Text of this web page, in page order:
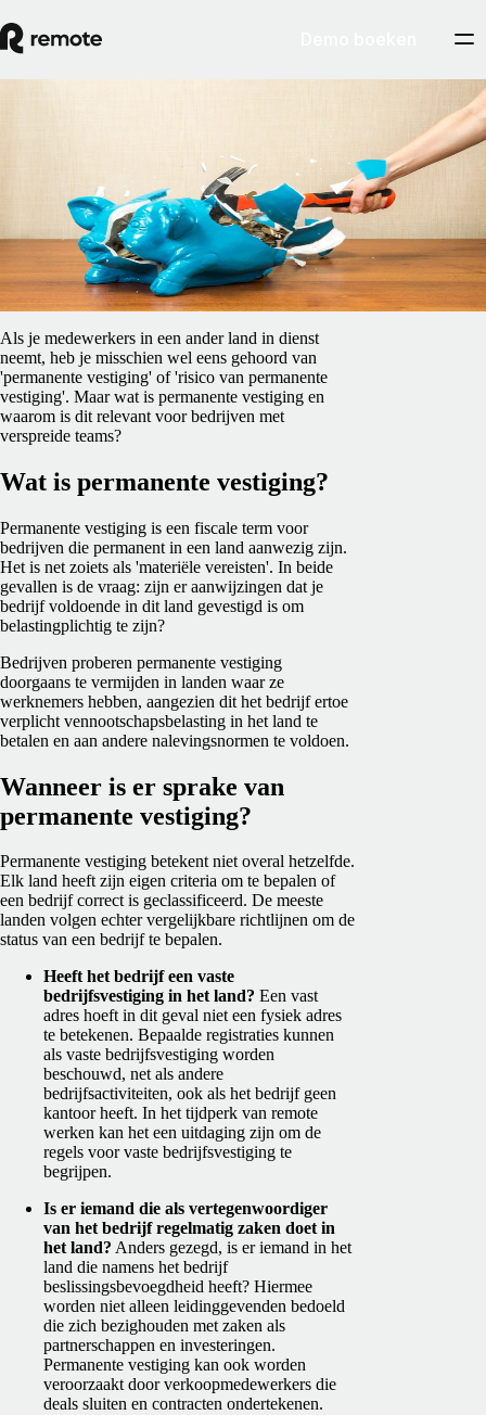
Permanente vestiging: wat bedrijven met
remote werknemers moeten weten
Preston Wickersham
5 februari 2025
Als je medewerkers in een ander land in dienst
neemt, heb je misschien wel eens gehoord van
'permanente vestiging' of 'risico van permanente
vestiging'. Maar wat is permanente vestiging en
waarom is dit relevant voor bedrijven met
verspreide teams?
Wat is permanente vestiging?
Permanente vestiging is een fiscale term voor
bedrijven die permanent in een land aanwezig zijn.
Het is net zoiets als 'materiële vereisten'. In beide
gevallen is de vraag: zijn er aanwijzingen dat je
bedrijf voldoende in dit land gevestigd is om
belastingplichtig te zijn?
Bedrijven proberen permanente vestiging
doorgaans te vermijden in landen waar ze
werknemers hebben, aangezien dit het bedrijf ertoe
verplicht vennootschapsbelasting in het land te
betalen en aan andere nalevingsnormen te voldoen.
Wanneer is er sprake van
permanente vestiging?
Permanente vestiging betekent niet overal hetzelfde.
Elk land heeft zijn eigen criteria om te bepalen of
een bedrijf correct is geclassificeerd. De meeste
landen volgen echter vergelijkbare richtlijnen om de
status van een bedrijf te bepalen.
Heeft het bedrijf een vaste
bedrijfsvestiging in het land? Een vast
adres hoeft in dit geval niet een fysiek adres
te betekenen. Bepaalde registraties kunnen
als vaste bedrijfsvestiging worden
beschouwd, net als andere
bedrijfsactiviteiten, ook als het bedrijf geen
kantoor heeft. In het tijdperk van remote
werken kan het een uitdaging zijn om de
regels voor vaste bedrijfsvestiging te
begrijpen.
Is er iemand die als vertegenwoordiger
van het bedrijf regelmatig zaken doet in
het land? Anders gezegd, is er iemand in het
land die namens het bedrijf
beslissingsbevoegdheid heeft? Hiermee
worden niet alleen leidinggevenden bedoeld
die zich bezighouden met zaken als
partnerschappen en investeringen.
Permanente vestiging kan ook worden
veroorzaakt door verkoopmedewerkers die
deals sluiten en contracten ondertekenen.